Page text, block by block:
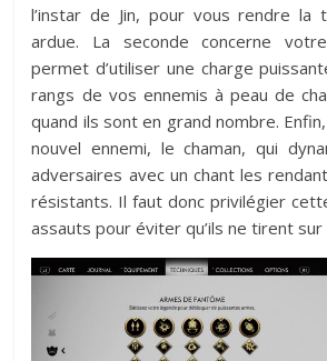
l’instar de Jin, pour vous rendre la
ardue. La seconde concerne
permet d’utiliser une charge
rangs de vos ennemis à peau de
quand ils sont en grand nombre.
nouvel ennemi, le chaman, qui
adversaires avec un chant les
résistants. Il faut donc privilégier
assauts pour éviter qu’ils ne tirent sur